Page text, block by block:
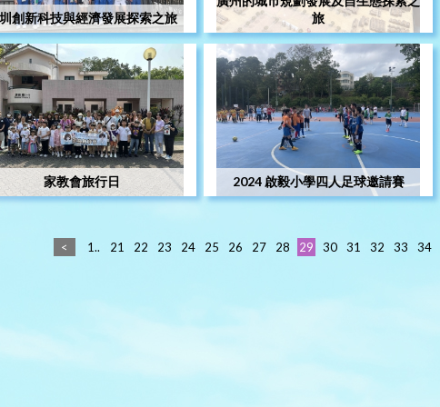
創新科技與經濟發展探索之旅
旅
家教會旅行日 2024 啟毅小學四人足球邀請賽
< 1.. 21 22 23 24 25 26 27 28 29 30 31 32 33 34